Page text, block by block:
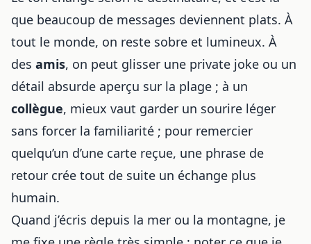
que beaucoup de messages deviennent plats. À
tout le monde, on reste sobre et lumineux. À
des amis, on peut glisser une private joke ou un
détail absurde aperçu sur la plage ; à un
collègue, mieux vaut garder un sourire léger
sans forcer la familiarité ; pour remercier
quelqu’un d’une carte reçue, une phrase de
retour crée tout de suite un échange plus
humain.
Quand j’écris depuis la mer ou la montagne, je